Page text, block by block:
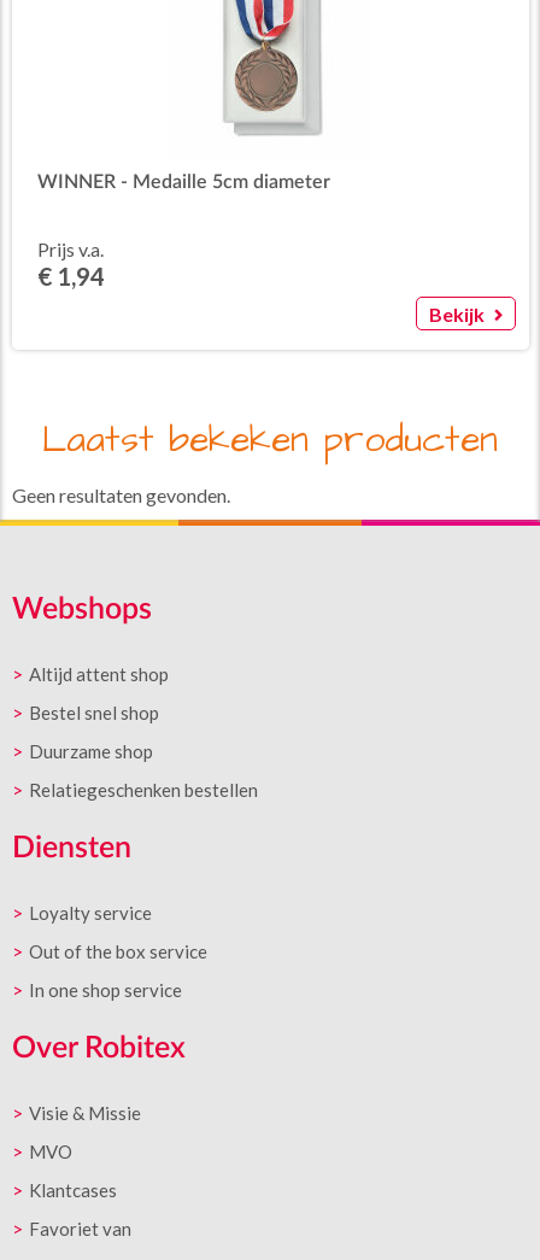
WINNER - Medaille 5cm diameter
Prijs v.a.
€ 1,94
Bekijk
Laatst bekeken producten
Geen resultaten gevonden.
Webshops
Altijd attent shop
Bestel snel shop
Duurzame shop
Relatiegeschenken bestellen
Diensten
Loyalty service
Out of the box service
In one shop service
Over Robitex
Visie & Missie
MVO
Klantcases
Favoriet van